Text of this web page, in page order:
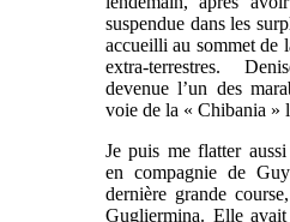
suspendue dans les
accueilli au sommet de
extra-terrestres.
devenue l’un des
voie de la « Chibania »
Je puis me flatter
en compagnie de
dernière grande
Gugliermina. Elle